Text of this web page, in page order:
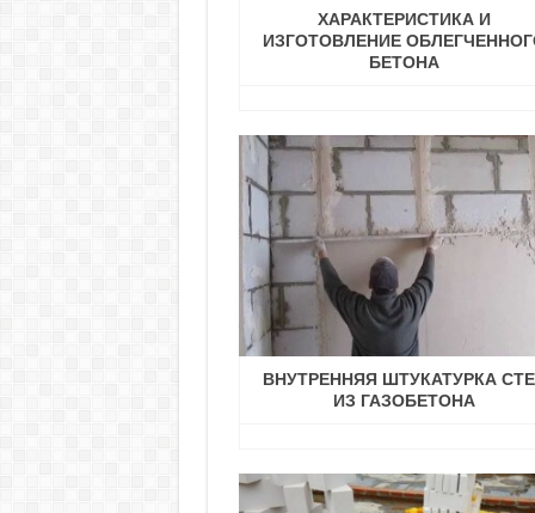
ХАРАКТЕРИСТИКА И
ИЗГОТОВЛЕНИЕ
БЕТОНА
ВНУТРЕННЯЯ ШТУКАТУРКА
ИЗ ГАЗОБЕТОНА